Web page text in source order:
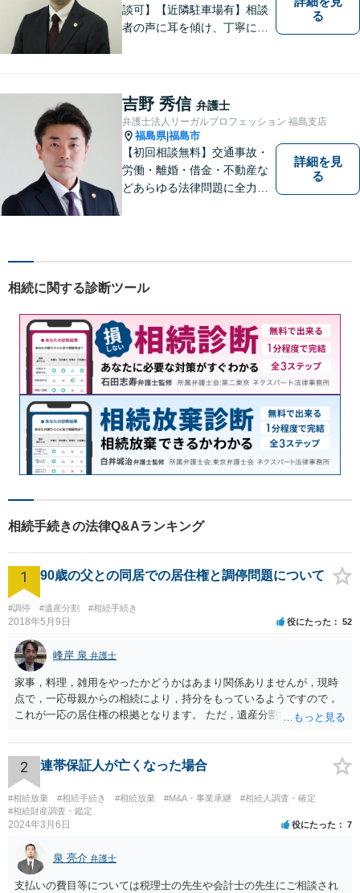
談可】【近隣駐車場有】相談
者の声に耳を傾け、丁寧にわ
った」と思っていただけるよ
うに全力を尽くしていきま
す。
る
吉野 秀信 弁護士
弁護士法人リーガルプロフェッション 福島支店
福島県|福島市
【初回相談無料】交通事故・
労働・離婚・借金・不動産な
どあらゆる法律問題に全力を
す。お困りの方はまずはご相
詳細を見
る
相続に関する診断ツール
相続手続きの法律Q&Aランキング
1 90歳の父との同居での居住権と調停問題について
#調停 #遺産分割 #相続手続き
2018年5月9日 役にたった 52
峰岸 泉 弁護士
家事，料理，雑用をやったかどうかはあまり関係ありませんが，現時
点で，一応母親からの相続により，持分をもっているようですので，
これが一応の居住権の根拠となります。 ただ，遺産分割により，母の
2 連帯保証人が亡くなった場合
#相続放棄 #相続手続き #相続放棄 #M&A・事業承継
#相続人調査・確定
#相続財産調査・鑑定
2024年3月6日 役にたった 7
泉 亮介 弁護士
支払いの費目等については税理士の先生や会計士の先生にご相談され